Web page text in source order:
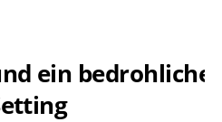
ein bedrohliches